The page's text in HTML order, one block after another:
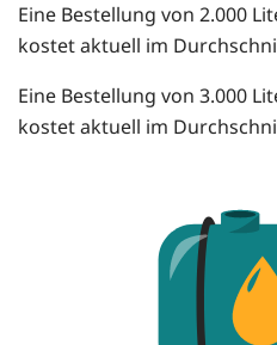
Eine Bestellung von 2.000
kostet aktuell im
Eine Bestellung von 3.000
kostet aktuell im